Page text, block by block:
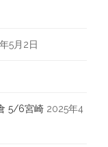
5月2日
5/6宮崎 2025年4